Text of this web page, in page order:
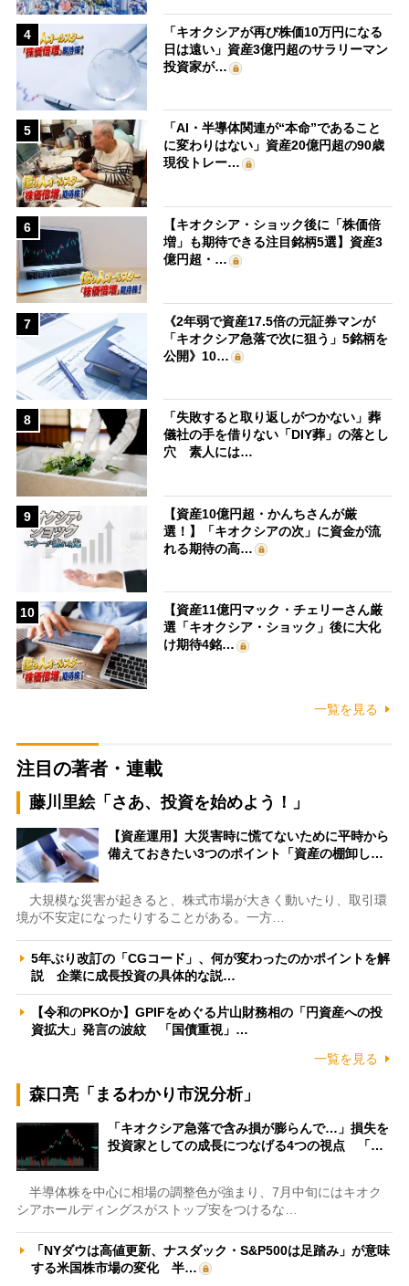
4
「キオクシアが再び株価10万円になる
日は遠い」資産3億円超のサラリーマン
投資家が…
5
「AI・半導体関連が“本命”であること
に変わりはない」資産20億円超の90歳
現役トレー…
6
【キオクシア・ショック後に「株価倍
増」も期待できる注目銘柄5選】資産3
億円超・…
7
《2年弱で資産17.5倍の元証券マンが
「キオクシア急落で次に狙う」5銘柄を
公開》10…
8
「失敗すると取り返しがつかない」葬
儀社の手を借りない「DIY葬」の落とし
穴 素人には…
9
【資産10億円超・かんちさんが厳
選！】「キオクシアの次」に資金が流
れる期待の高…
10
【資産11億円マック・チェリーさん厳
選「キオクシア・ショック」後に大化
け期待4銘…
一覧を見る
注目の著者・連載
藤川里絵「さあ、投資を始めよう！」
【資産運用】大災害時に慌てないために平時から
備えておきたい3つのポイント「資産の棚卸し…
大規模な災害が起きると、株式市場が大きく動いたり、取引環
境が不安定になったりすることがある。一方…
5年ぶり改訂の「CGコード」、何が変わったのかポイントを解
説 企業に成長投資の具体的な説…
【令和のPKOか】GPIFをめぐる片山財務相の「円資産への投
資拡大」発言の波紋 「国債重視」…
一覧を見る
森口亮「まるわかり市況分析」
「キオクシア急落で含み損が膨らんで…」損失を
投資家としての成長につなげる4つの視点 「…
半導体株を中心に相場の調整色が強まり、7月中旬にはキオク
シアホールディングスがストップ安をつけるな…
「NYダウは高値更新、ナスダック・S&P500は足踏み」が意味
する米国株市場の変化 半…